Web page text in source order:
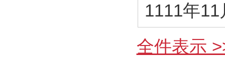
1111年11
全件表示